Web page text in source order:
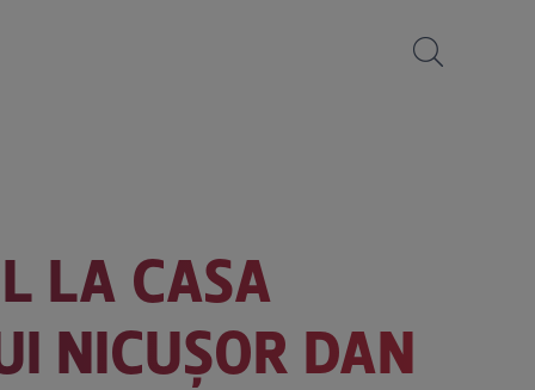
LA CASA
NICUȘOR DAN